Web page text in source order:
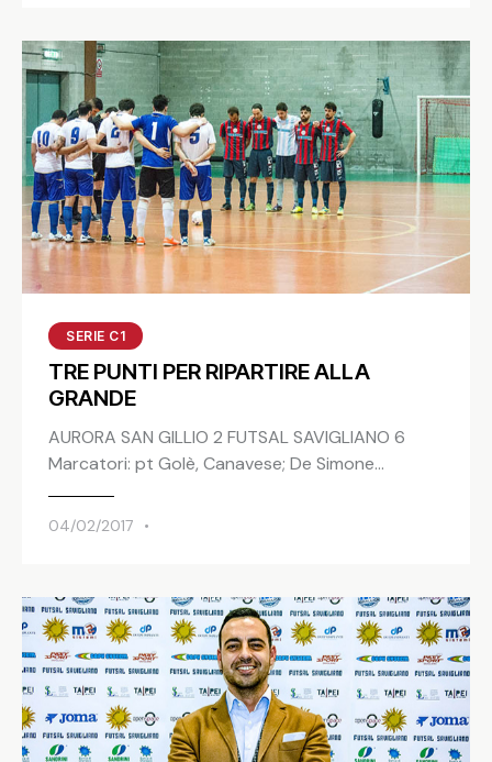
SERIE C1
TRE PUNTI PER RIPARTIRE ALLA
GRANDE
AURORA SAN GILLIO 2 FUTSAL SAVIGLIANO 6
Marcatori: pt Golè, Canavese; De Simone…
04/02/2017